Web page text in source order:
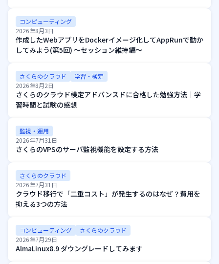
コンピューティング
2026年8月3日
作成したWebアプリをDockerイメージ化してAppRunで動か
してみよう(第5回) ～セッション維持編～
さくらのクラウド
学習・検定
2026年8月2日
さくらのクラウド検定アドバンスドに合格した勉強方法｜学
習時間と試験の感想
監視・運用
2026年7月31日
さくらのVPSのサーバ監視機能を設定する方法
さくらのクラウド
2026年7月31日
クラウド移行で「二重コスト」が発生するのはなぜ？費用を
抑える3つの方法
コンピューティング
さくらのクラウド
2026年7月29日
AlmaLinux8.9 ダウングレードしてみます